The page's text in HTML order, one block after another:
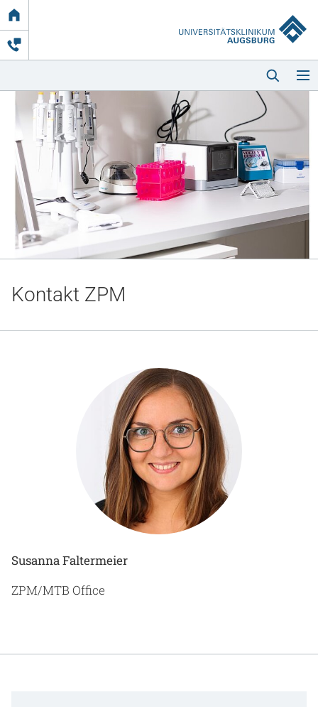
Link
zur
Startseite
Startseite
Kliniken & Einrichtungen
Notaufnahme
Anreise
Kontakt ZPM
Susanna Faltermeier
ZPM/MTB Office